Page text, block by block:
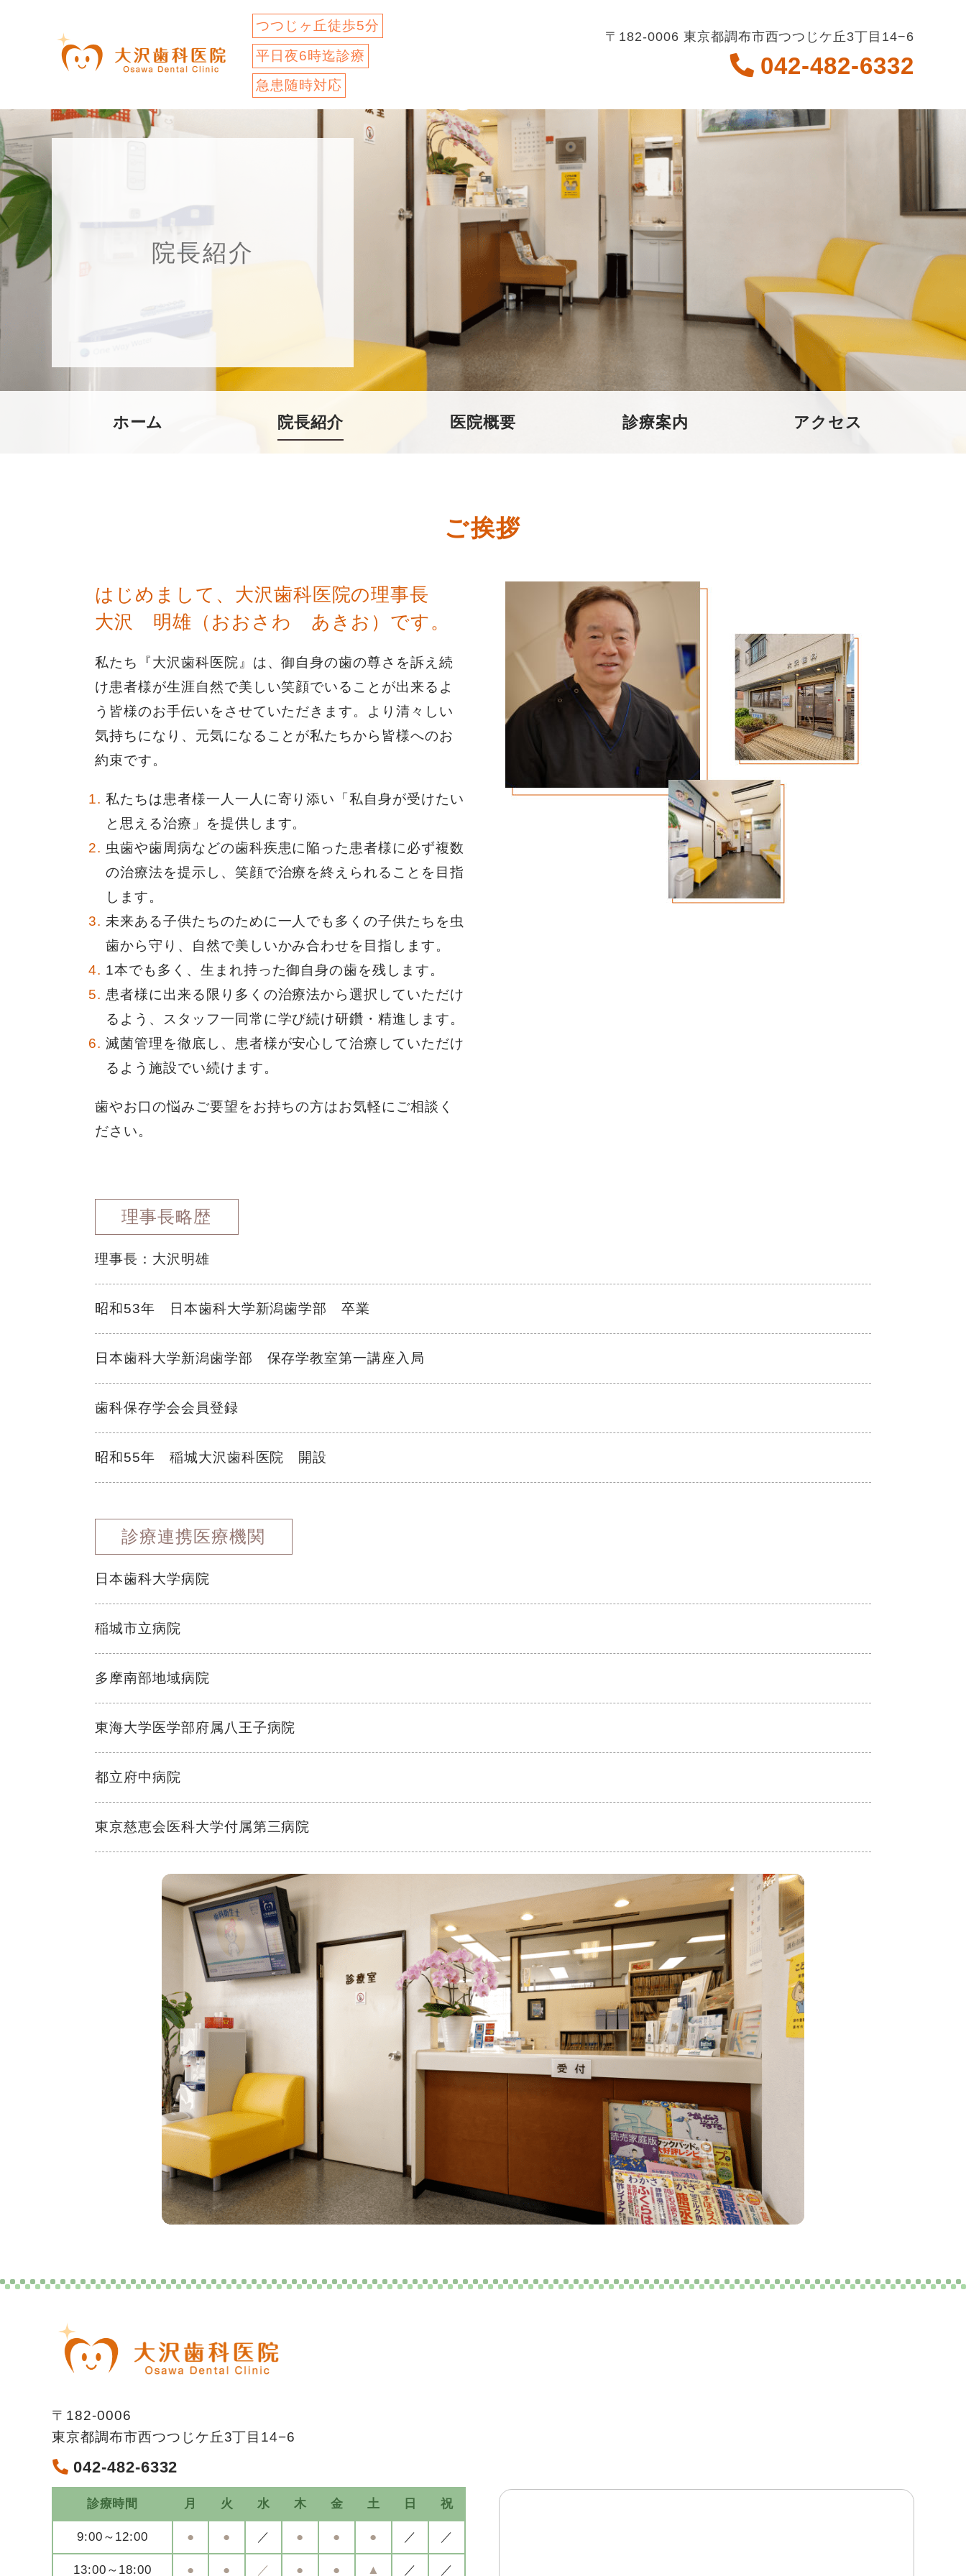
つつじヶ丘徒歩5分
平日夜6時迄診療
急患随時対応
〒182-0006 東京都調布市西つつじケ丘3丁目14−6
042-482-6332
院長紹介
ホーム 院長紹介 医院概要 診療案内 アクセス
ご挨拶
はじめまして、大沢歯科医院の理事長
大沢 明雄（おおさわ あきお）です。
私たち『大沢歯科医院』は、御自身の歯の尊さを訴え続
け患者様が生涯自然で美しい笑顔でいることが出来るよ
う皆様のお手伝いをさせていただきます。より清々しい
気持ちになり、元気になることが私たちから皆様へのお
約束です。
私たちは患者様一人一人に寄り添い「私自身が受けたい
と思える治療」を提供します。
虫歯や歯周病などの歯科疾患に陥った患者様に必ず複数
の治療法を提示し、笑顔で治療を終えられることを目指
します。
未来ある子供たちのために一人でも多くの子供たちを虫
歯から守り、自然で美しいかみ合わせを目指します。
1本でも多く、生まれ持った御自身の歯を残します。
患者様に出来る限り多くの治療法から選択していただけ
るよう、スタッフ一同常に学び続け研鑽・精進します。
滅菌管理を徹底し、患者様が安心して治療していただけ
るよう施設でい続けます。
歯やお口の悩みご要望をお持ちの方はお気軽にご相談く
ださい。
理事長略歴
理事長：大沢明雄
昭和53年 日本歯科大学新潟歯学部 卒業
日本歯科大学新潟歯学部 保存学教室第一講座入局
歯科保存学会会員登録
昭和55年 稲城大沢歯科医院 開設
診療連携医療機関
日本歯科大学病院
稲城市立病院
多摩南部地域病院
東海大学医学部府属八王子病院
都立府中病院
東京慈恵会医科大学付属第三病院
〒182-0006
東京都調布市西つつじケ丘3丁目14−6
042-482-6332
診療時間 月 火 水 木 金 土 日 祝
9:00～12:00 ● ● ／ ● ● ● ／ ／
13:00～18:00 ● ● ／ ● ● ▲ ／ ／